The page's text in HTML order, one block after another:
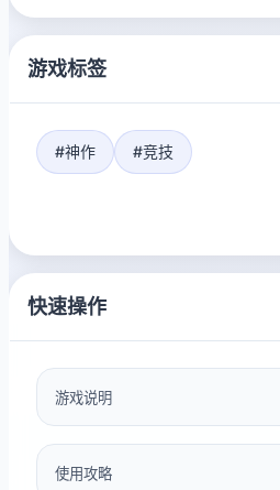
游戏标签
#神作 #竞技
快速操作
游戏说明
使用攻略